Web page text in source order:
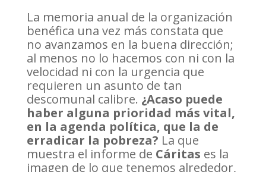
La memoria anual de la organización
benéfica una vez más constata que
no avanzamos en la buena dirección;
al menos no lo hacemos con ni con la
velocidad ni con la urgencia que
requieren un asunto de tan
descomunal calibre. ¿Acaso puede
haber alguna prioridad más vital,
en la agenda política, que la de
erradicar la pobreza? La que
muestra el informe de Cáritas es la
imagen de lo que tenemos alrededor,